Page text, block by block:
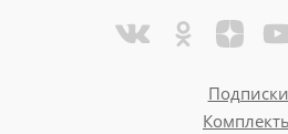
Подписки